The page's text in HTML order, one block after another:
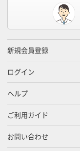
新規会員登録
ログイン
ヘルプ
ご利用ガイド
お問い合わせ